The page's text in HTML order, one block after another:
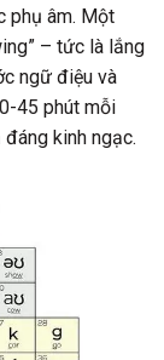
phụ âm. Một
– tức là lắng
ngữ điệu và
45 phút mỗi
kinh ngạc.